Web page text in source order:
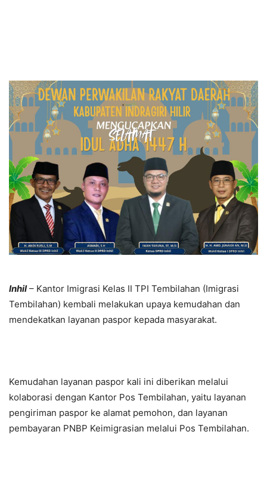
Inhil– Kantor Imigrasi Kelas II TPI Tembilahan (Imigrasi
Tembilahan) kembali melakukan upaya kemudahan dan
mendekatkan layanan paspor kepada masyarakat.
Kemudahan layanan paspor kali ini diberikan melalui
kolaborasi dengan Kantor Pos Tembilahan, yaitu layanan
pengiriman paspor ke alamat pemohon, dan layanan
pembayaran PNBP Keimigrasian melalui Pos Tembilahan.